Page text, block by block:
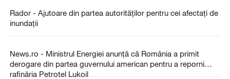
Rador - Ajutoare din partea autorităților pentru cei afectați de
inundații
News.ro - Ministrul Energiei anunţă că România a primit
derogare din partea guvernului american pentru a reporni
rafinăria Petrotel Lukoil